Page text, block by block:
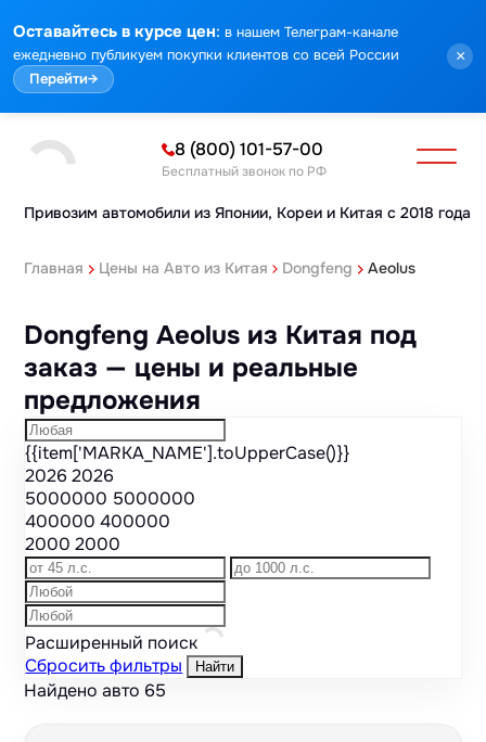
Оставайтесь в курсе цен: в нашем Телеграм-канале
ежедневно публикуем покупки клиентов со всей России
Перейти→
×
Привозим автомобили из Японии, Кореи и Китая с 2018 года
8 (800) 101-57-00
Бесплатный звонок по РФ
Главная Цены на Авто из Китая Dongfeng Aeolus
Dongfeng Aeolus из Китая под
заказ — цены и реальные
предложения
{{item['MARKA_NAME'].toUpperCase()}}
20262026
5000000 5000000
400000400000
20002000
Расширенный поиск
Сбросить фильтры
Найти
Найдено авто 65